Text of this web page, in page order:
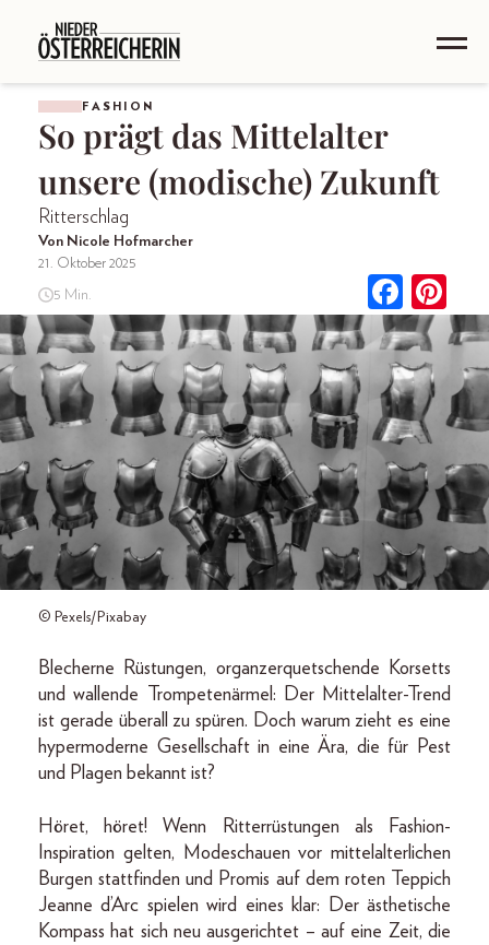
FASHION
So prägt das Mittelalter
unsere (modische) Zukunft
Ritterschlag
Von Nicole Hofmarcher
21. Oktober 2025
5 Min.
© Pexels/Pixabay
Blecherne Rüstungen, organzerquetschende Korsetts
und wallende Trompetenärmel: Der Mittelalter-Trend
ist gerade überall zu spüren. Doch warum zieht es eine
hypermoderne Gesellschaft in eine Ära, die für Pest
und Plagen bekannt ist?
Höret, höret! Wenn Ritterrüstungen als Fashion-
Inspiration gelten, Modeschauen vor mittelalterlichen
Burgen stattfinden und Promis auf dem roten Teppich
Jeanne d’Arc spielen wird eines klar: Der ästhetische
Kompass hat sich neu ausgerichtet – auf eine Zeit, die